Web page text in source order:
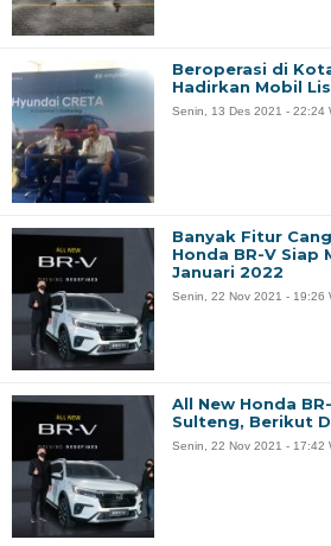
Beroperasi di
Hadirkan Mobil
Senin, 13 Des 2021 - 22:24
Banyak Fitur
Honda BR-V Siap
Januari 2022
Senin, 22 Nov 2021 - 19:26
All New Honda
Sulteng, Berikut
Senin, 22 Nov 2021 - 17:42